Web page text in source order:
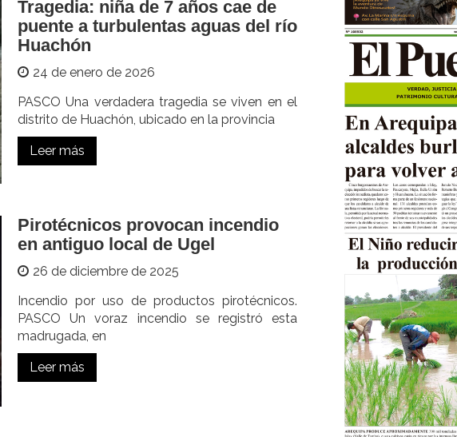
Tragedia: niña de 7 años cae de
puente a turbulentas aguas del río
Huachón
24 de enero de 2026
PASCO Una verdadera tragedia se viven en el
distrito de Huachón, ubicado en la provincia
Leer más
Pirotécnicos provocan incendio
en antiguo local de Ugel
26 de diciembre de 2025
Incendio por uso de productos pirotécnicos.
PASCO Un voraz incendio se registró esta
madrugada, en
Leer más